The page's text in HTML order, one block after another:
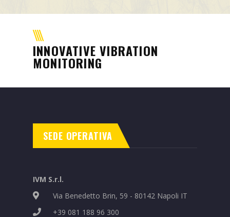
Noticias
INNOVATIVE VIBRATION
MONITORING
SEDE OPERATIVA
IVM S.r.l.
Via Benedetto Brin, 59 - 80142 Napoli IT
+39 081 188 96 300